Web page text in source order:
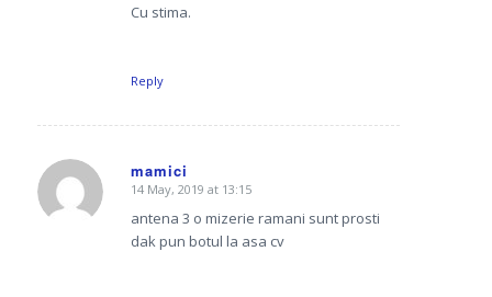
Cu stima.
Reply
mamici
says:
14 May, 2019 at 13:15
antena 3 o mizerie ramani sunt prosti
dak pun botul la asa cv